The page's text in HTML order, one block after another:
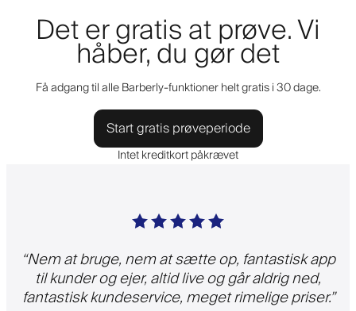
Det er gratis at prøve. Vi
håber, du gør det
Få adgang til alle Barberly-funktioner helt gratis i 30 dage.
Start gratis prøveperiode
Intet kreditkort påkrævet
“Nem at bruge, nem at sætte op, fantastisk app
til kunder og ejer, altid live og går aldrig ned,
fantastisk kundeservice, meget rimelige priser.”